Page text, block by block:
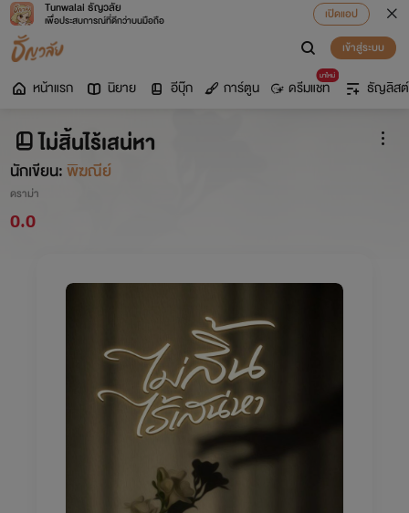
Tunwalai ธัญวลัย
เพื่อประสบการณ์ที่ดีกว่าบนมือถือ
เปิดแอป
เข้าสู่ระบบ
หน้าแรก นิยาย อีบุ๊ก การ์ตูน
มาใหม่
ดรีมแชท ธัญลิสต์
ไม่สิ้นไร้เสน่หา
นักเขียน:พิฆณีย์
ดราม่า
0.0